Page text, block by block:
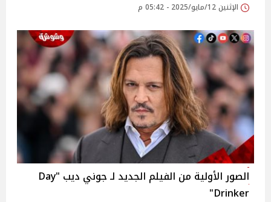
الإثنين 12/مايو/2025 - 05:42 م
الصور الأولية من الفيلم الجديد لـ جوني ديب "Day
Drinker"